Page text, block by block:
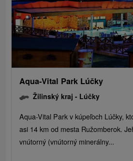
Aqua-Vital Park Lúčky
Žilinský kraj - Lúčky
Aqua-Vital Park v kúpeľoch Lúčky,
asi 14 km od mesta Ružomberok.
vnútorný (vnútorný minerálny...